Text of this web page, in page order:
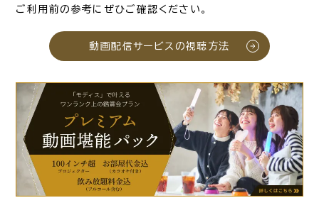
ご利用前の参考にぜひご確認ください。
動画配信サービスの視聴方法